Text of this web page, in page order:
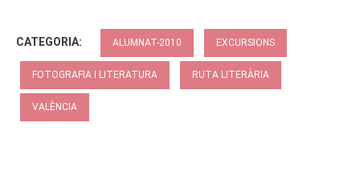
CATEGORIA: ALUMNAT-2010 EXCURSIONS
FOTOGRAFIA I LITERATURA RUTA LITERÀRIA
VALÈNCIA